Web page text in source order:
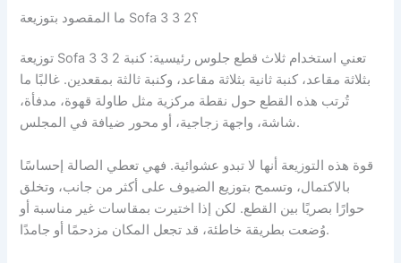
ما المقصود بتوزيعة Sofa 3 3 2؟
توزيعة Sofa 3 3 2 تعني استخدام ثلاث قطع جلوس رئيسية: كنبة
بثلاثة مقاعد، كنبة ثانية بثلاثة مقاعد، وكنبة ثالثة بمقعدين. غالبًا ما
تُرتب هذه القطع حول نقطة مركزية مثل طاولة قهوة، مدفأة،
شاشة، واجهة زجاجية، أو محور ضيافة في المجلس.
قوة هذه التوزيعة أنها لا تبدو عشوائية. فهي تعطي الصالة إحساسًا
بالاكتمال، وتسمح بتوزيع الضيوف على أكثر من جانب، وتخلق
حوارًا بصريًا بين القطع. لكن إذا اختيرت بمقاسات غير مناسبة أو
وُضعت بطريقة خاطئة، قد تجعل المكان مزدحمًا أو جامدًا.